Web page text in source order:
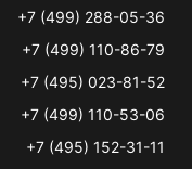
+7 (499) 288-05-36
+7 (499) 110-86-79
+7 (495) 023-81-52
+7 (499) 110-53-06
+7 (495) 152-31-11